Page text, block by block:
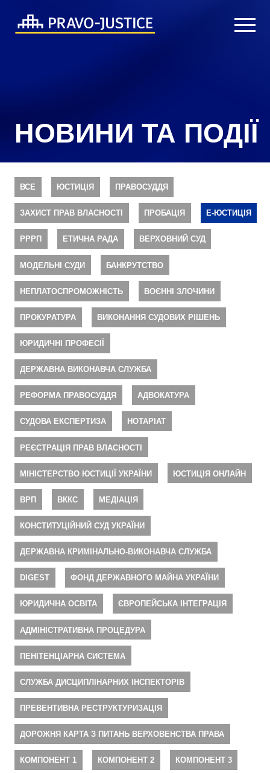
НОВИНИ ТА ПОДІЇ
ВСЕ ЮСТИЦІЯ ПРАВОСУДДЯ
ЗАХИСТ ПРАВ ВЛАСНОСТІ ПРОБАЦІЯ Е-ЮСТИЦІЯ
РРРП ЕТИЧНА РАДА ВЕРХОВНИЙ СУД
МОДЕЛЬНІ СУДИ БАНКРУТСТВО
НЕПЛАТОСПРОМОЖНІСТЬ ВОЄННІ ЗЛОЧИНИ
ПРОКУРАТУРА ВИКОНАННЯ СУДОВИХ РІШЕНЬ
ЮРИДИЧНІ ПРОФЕСІЇ
ДЕРЖАВНА ВИКОНАВЧА СЛУЖБА
РЕФОРМА ПРАВОСУДДЯ АДВОКАТУРА
СУДОВА ЕКСПЕРТИЗА НОТАРІАТ
РЕЄСТРАЦІЯ ПРАВ ВЛАСНОСТІ
МІНІСТЕРСТВО ЮСТИЦІЇ УКРАЇНИ ЮСТИЦІЯ ОНЛАЙН
ВРП ВККС МЕДІАЦІЯ
КОНСТИТУЦІЙНИЙ СУД УКРАЇНИ
ДЕРЖАВНА КРИМІНАЛЬНО-ВИКОНАВЧА СЛУЖБА
DIGEST ФОНД ДЕРЖАВНОГО МАЙНА УКРАЇНИ
ЮРИДИЧНА ОСВІТА ЄВРОПЕЙСЬКА ІНТЕГРАЦІЯ
АДМІНІСТРАТИВНА ПРОЦЕДУРА
ПЕНІТЕНЦІАРНА СИСТЕМА
СЛУЖБА ДИСЦИПЛІНАРНИХ ІНСПЕКТОРІВ
ПРЕВЕНТИВНА РЕСТРУКТУРИЗАЦІЯ
ДОРОЖНЯ КАРТА З ПИТАНЬ ВЕРХОВЕНСТВА ПРАВА
КОМПОНЕНТ 1 КОМПОНЕНТ 2 КОМПОНЕНТ 3